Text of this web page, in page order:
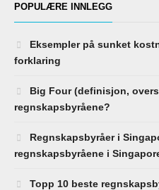
POPULÆRE INNLEGG
Eksempler på sunket
forklaring
Big Four (definisjon,
regnskapsbyråene?
Regnskapsbyråer i
regnskapsbyråene i
Topp 10 beste